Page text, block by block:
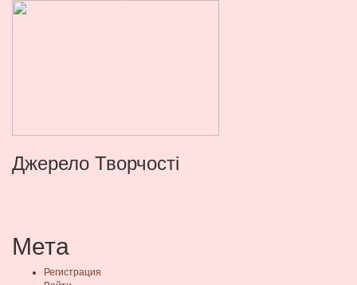
Джерело Творчості
Мета
Регистрация